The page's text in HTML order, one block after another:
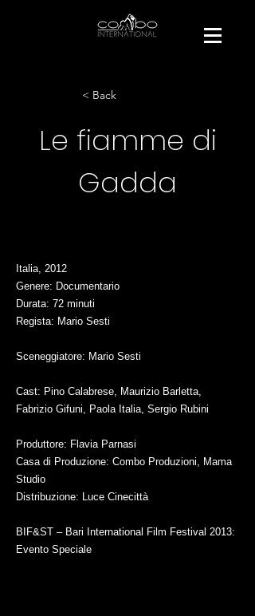
< Back
Le fiamme di
Gadda
Italia, 2012
Genere: Documentario
Durata: 72 minuti
Regista: Mario Sesti
Sceneggiatore: Mario Sesti
Cast: Pino Calabrese, Maurizio Barletta,
Fabrizio Gifuni, Paola Italia, Sergio Rubini
Produttore: Flavia Parnasi
Casa di Produzione: Combo Produzioni, Mama
Studio
Distribuzione: Luce Cinecittà
BIF&ST – Bari International Film Festival 2013:
Evento Speciale